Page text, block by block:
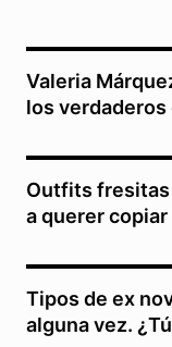
Valeria
los
Outfits fresitas
a querer copiar
Tipos de ex
alguna vez.